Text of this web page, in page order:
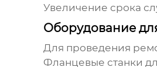
Увеличение срока
Оборудование
Для проведения
Фланцевые станки